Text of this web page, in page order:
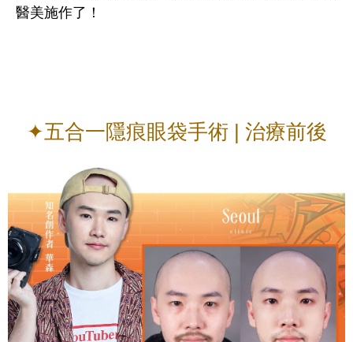
醫美施作了！
✦五合一隱痕眼袋手術 | 治療前後